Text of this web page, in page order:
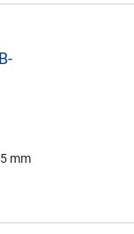
mm